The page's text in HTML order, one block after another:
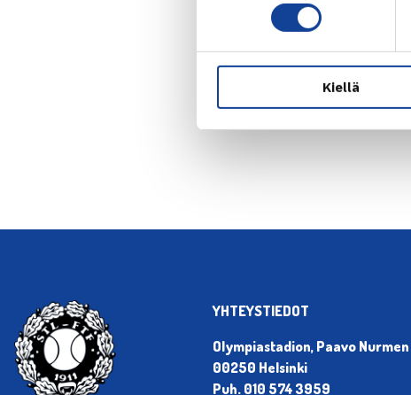
Kiellä
← Edellinen
YHTEYSTIEDOT
Olympiastadion, Paavo Nurmen
00250 Helsinki
Puh. 010 574 3959